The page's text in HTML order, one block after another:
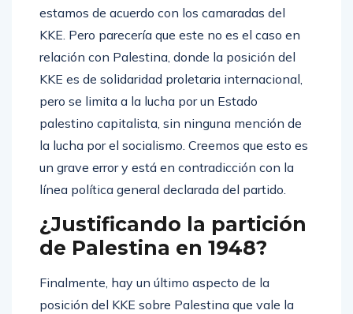
estamos de acuerdo con los camaradas del
KKE. Pero parecería que este no es el caso en
relación con Palestina, donde la posición del
KKE es de solidaridad proletaria internacional,
pero se limita a la lucha por un Estado
palestino capitalista, sin ninguna mención de
la lucha por el socialismo. Creemos que esto es
un grave error y está en contradicción con la
línea política general declarada del partido.
¿Justificando la partición
de Palestina en 1948?
Finalmente, hay un último aspecto de la
posición del KKE sobre Palestina que vale la